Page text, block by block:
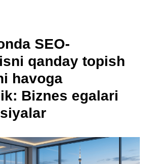
SEO-
qanday topish
havoga
Biznes egalari